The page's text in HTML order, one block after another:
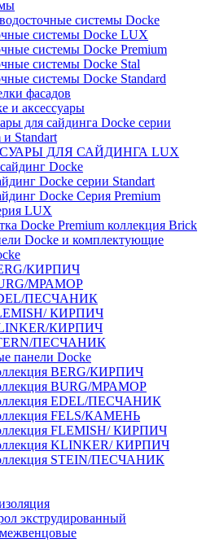
системы Docke
системы Docke LUX
системы Docke Premium
системы Docke Stal
системы Docke Standard
фасадов
и аксессуары
для сайдинга Docke серии
и Standart
ДЛЯ САЙДИНГА LUX
Docke
Docke серии Standart
Docke Серия Premium
LUX
Docke Premium коллекция Brick
Docke и комплектующие
КИРПИЧ
МРАМОР
ПЕСЧАНИК
КИРПИЧ
КИРПИЧ
ПЕСЧАНИК
панели Docke
BERG/КИРПИЧ
BURG/МРАМОР
EDEL/ПЕСЧАНИК
FELS/КАМЕНЬ
FLEMISH/ КИРПИЧ
KLINKER/ КИРПИЧ
STEIN/ПЕСЧАНИК
экструдированный